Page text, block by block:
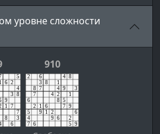
уровне сложности
910